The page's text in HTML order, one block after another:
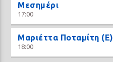
Μεσημέρι
17:00
Μαριέττα Ποταμίτη (Ε)
18:00